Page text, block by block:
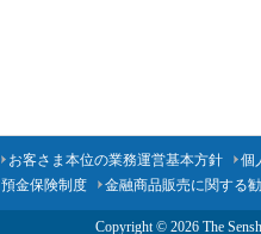
お客さま本位の業務運営基本方針
個
預金保険制度 金融商品販売に関する
Copyright © 2026 The